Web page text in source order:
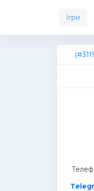
Ігри